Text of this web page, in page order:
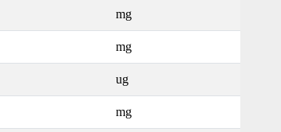
mg
mg
ug
mg